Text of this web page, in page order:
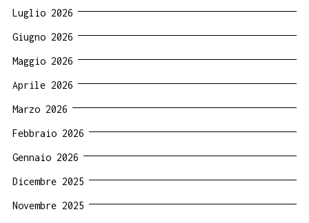
Luglio 2026
Giugno 2026
Maggio 2026
Aprile 2026
Marzo 2026
Febbraio 2026
Gennaio 2026
Dicembre 2025
Novembre 2025